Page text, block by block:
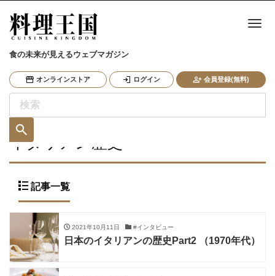
食の未来が見えるウェブマガジン
オンラインストア ログイン 会員登録(無料)
ナ
イタリアン歴史
記事一覧
2021年10月11日 #インタビュー
日本のイタリアンの歴史Part2 （1970年代）